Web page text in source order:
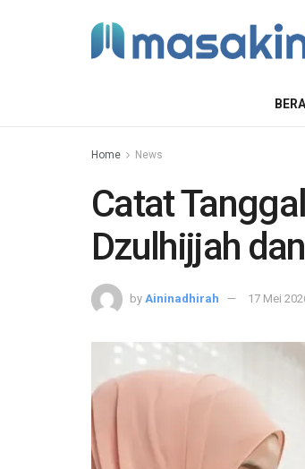
Home News
Catat
Dzulhijjah
by Aininadhirah 17 Mei